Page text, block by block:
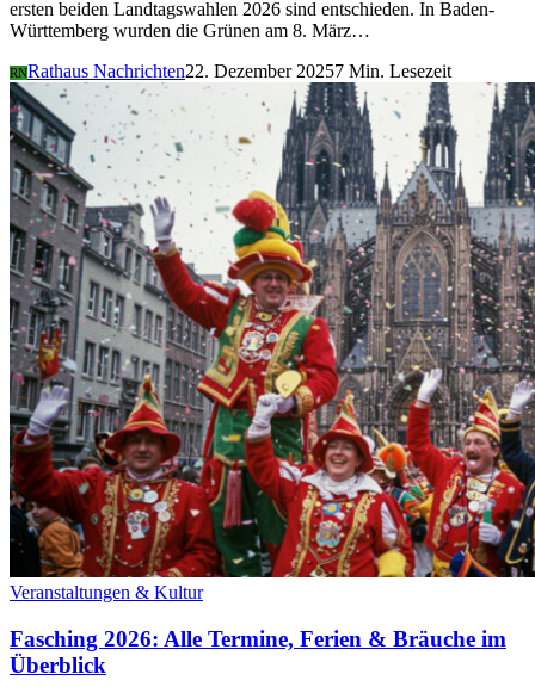
ersten beiden Landtagswahlen 2026 sind entschieden. In Baden-
Württemberg wurden die Grünen am 8. März…
RNRathaus Nachrichten22. Dezember 20257 Min. Lesezeit
Veranstaltungen & Kultur
Fasching 2026: Alle Termine, Ferien & Bräuche im
Überblick